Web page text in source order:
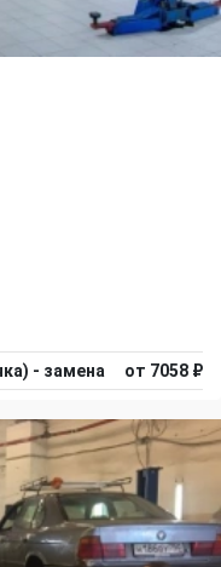
- замена от 7058 ₽